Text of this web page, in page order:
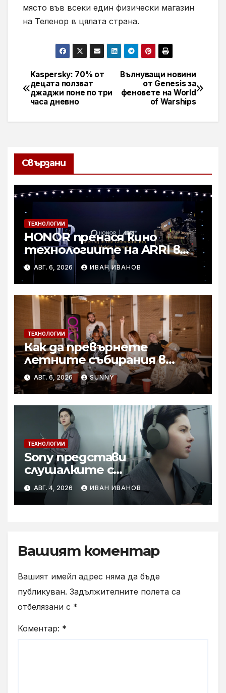
място във всеки един физически магазин
на Теленор в цялата страна.
Навигация
Вълнуващи новини
от Genesis за
феновете на World
of Warships
Kaspersky: 70% от
децата ползват
джаджи поне по три
часа дневно
Свързани
ТЕХНОЛОГИИ
HONOR пренася кино
технологиите на ARRI в
мобилното творчество на
събитието Imaging
Technology Launch
АВГ. 6, 2026 ИВАН ИВАНОВ
ТЕХНОЛОГИИ
Как да превърнете
летните събирания в
купон с караоке система
АВГ. 6, 2026 SUNNY
ТЕХНОЛОГИИ
Sony представи
слушалките с
шумопотискане WH-
1000XM6 в нов цвят „Olive
Gray“
АВГ. 4, 2026 ИВАН ИВАНОВ
Вашият коментар
Вашият имейл адрес няма да бъде
публикуван. Задължителните полета са
отбелязани с *
Коментар: *